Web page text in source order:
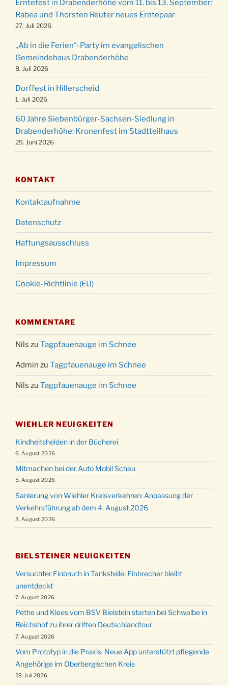
Gemeindehaus um 15:00 Uhr
24.12. Familiengottesdienst in der FeG um 16 Uhr
24.12.
Weihnachtsgottesdienst in der Kirche um
15:00 Uhr
24.12.
Weihnachtsgottesdienst in der Kirche um
18:00 Uhr
24.12.
Christmette mit der ev. Jugend in der Kirche
um 23:00 Uhr
31.12.
Gottesdienst zu Silvester in der Kirche um
18:00 Uhr
Erntefest in Drabenderhöhe vom 11. bis 13. September:
Rabea und Thorsten Reuter neues Erntepaar
27. Juli 2026
„Ab in die Ferien“-Party im evangelischen
Gemeindehaus Drabenderhöhe
8. Juli 2026
Dorffest in Hillerscheid
1. Juli 2026
60 Jahre Siebenbürger-Sachsen-Siedlung in
Drabenderhöhe: Kronenfest im Stadtteilhaus
29. Juni 2026
KONTAKT
Kontaktaufnahme
Datenschutz
Haftungsausschluss
Impressum
Cookie-Richtlinie (EU)
KOMMENTARE
Nils zu Tagpfauenauge im Schnee
Admin zu Tagpfauenauge im Schnee
Nils zu Tagpfauenauge im Schnee
WIEHLER NEUIGKEITEN
Kindheitshelden in der Bücherei
6. August 2026
Mitmachen bei der Auto Mobil Schau
5. August 2026
Sanierung von Wiehler Kreisverkehren: Anpassung der
Verkehrsführung ab dem 4. August 2026
3. August 2026
BIELSTEINER NEUIGKEITEN
Versuchter Einbruch in Tankstelle: Einbrecher bleibt
unentdeckt
7. August 2026
Pethe und Klees vom BSV Bielstein starten bei Schwalbe in
Reichshof zu ihrer dritten Deutschlandtour
7. August 2026
Vom Prototyp in die Praxis: Neue App unterstützt pflegende
Angehörige im Oberbergischen Kreis
28. Juli 2026